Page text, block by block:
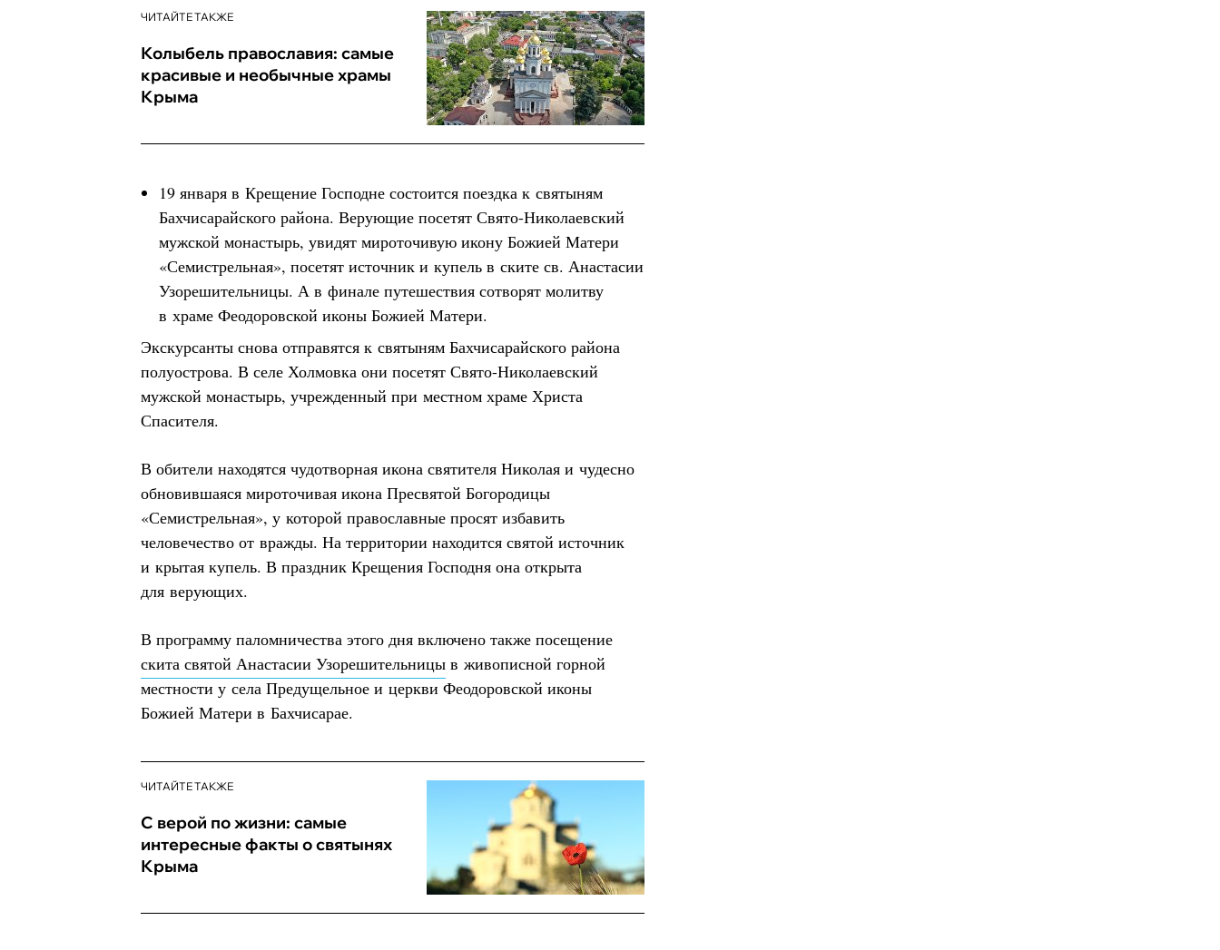
ЧИТАЙТЕ ТАКЖЕ
Колыбель православия: самые
красивые и необычные храмы
Крыма
19 января в Крещение Господне состоится поездка к святыням
Бахчисарайского района. Верующие посетят Свято-Николаевский
мужской монастырь, увидят мироточивую икону Божией Матери
«Семистрельная», посетят источник и купель в ските св. Анастасии
Узорешительницы. А в финале путешествия сотворят молитву
в храме Феодоровской иконы Божией Матери.
Экскурсанты снова отправятся к святыням Бахчисарайского района
полуострова. В селе Холмовка они посетят Свято-Николаевский
мужской монастырь, учрежденный при местном храме Христа
Спасителя.
В обители находятся чудотворная икона святителя Николая и чудесно
обновившаяся мироточивая икона Пресвятой Богородицы
«Семистрельная», у которой православные просят избавить
человечество от вражды. На территории находится святой источник
и крытая купель. В праздник Крещения Господня она открыта
для верующих.
В программу паломничества этого дня включено также посещение
скита святой Анастасии Узорешительницы в живописной горной
местности у села Предущельное и церкви Феодоровской иконы
Божией Матери в Бахчисарае.
ЧИТАЙТЕ ТАКЖЕ
С верой по жизни: самые
интересные факты о святынях
Крыма